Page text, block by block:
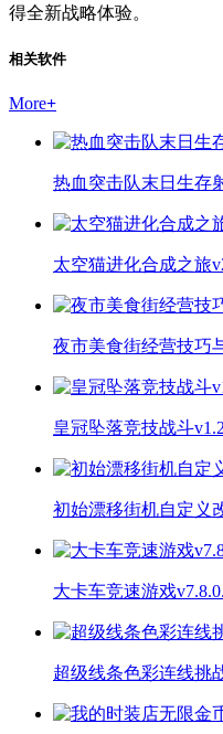
得全新战略体验。
相关软件
More+
热血突击队末日生存
太空猫进化合成之旅
夜市美食街经营技巧
皇冠坠落竞技战斗
初始漂移街机自定义
大卡车竞速游戏
超级线条色彩连线挑